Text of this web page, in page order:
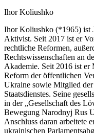
Ihor Koliushko
Ihor Koliushko (*1965) ist
Aktivist. Seit 2017 ist er
rechtliche Reformen,
Rechtswissenschaften an
Akademie. Seit 2016 ist
Reform der öffentlichen
Ukraine sowie Mitglied
Staatsdienstes. Seine
in der „Gesellschaft des
Bewegung Narodnyj Rus
Anschluss daran arbeitete
ukrainischen